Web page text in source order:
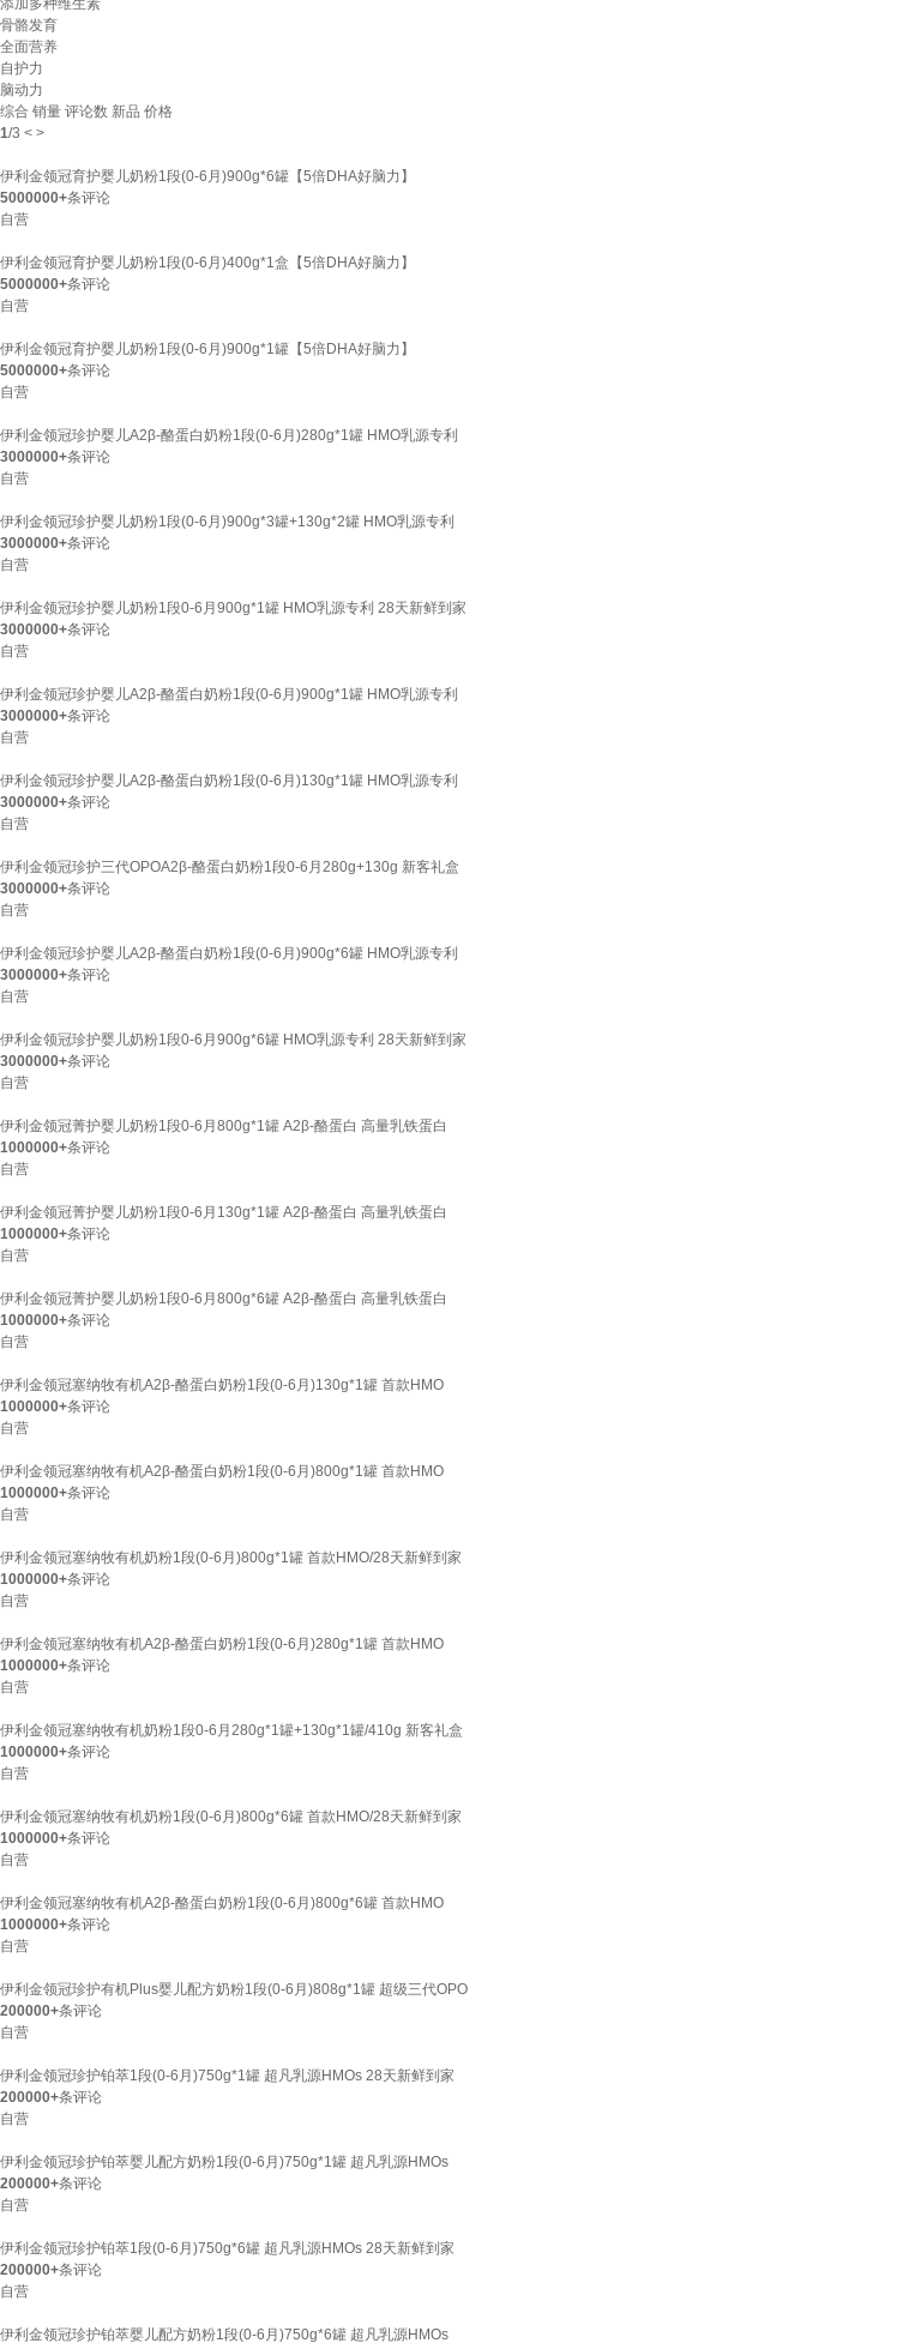
添加多种维生素
骨骼发育
全面营养
自护力
脑动力
综合 销量 评论数 新品 价格
1/3 < >
伊利金领冠育护婴儿奶粉1段(0-6月)900g*6罐【5倍DHA好脑力】
5000000+条评论
自营
伊利金领冠育护婴儿奶粉1段(0-6月)400g*1盒【5倍DHA好脑力】
5000000+条评论
自营
伊利金领冠育护婴儿奶粉1段(0-6月)900g*1罐【5倍DHA好脑力】
5000000+条评论
自营
伊利金领冠珍护婴儿A2β-酪蛋白奶粉1段(0-6月)280g*1罐 HMO乳源专利
3000000+条评论
自营
伊利金领冠珍护婴儿奶粉1段(0-6月)900g*3罐+130g*2罐 HMO乳源专利
3000000+条评论
自营
伊利金领冠珍护婴儿奶粉1段0-6月900g*1罐 HMO乳源专利 28天新鲜到家
3000000+条评论
自营
伊利金领冠珍护婴儿A2β-酪蛋白奶粉1段(0-6月)900g*1罐 HMO乳源专利
3000000+条评论
自营
伊利金领冠珍护婴儿A2β-酪蛋白奶粉1段(0-6月)130g*1罐 HMO乳源专利
3000000+条评论
自营
伊利金领冠珍护三代OPOA2β-酪蛋白奶粉1段0-6月280g+130g 新客礼盒
3000000+条评论
自营
伊利金领冠珍护婴儿A2β-酪蛋白奶粉1段(0-6月)900g*6罐 HMO乳源专利
3000000+条评论
自营
伊利金领冠珍护婴儿奶粉1段0-6月900g*6罐 HMO乳源专利 28天新鲜到家
3000000+条评论
自营
伊利金领冠菁护婴儿奶粉1段0-6月800g*1罐 A2β-酪蛋白 高量乳铁蛋白
1000000+条评论
自营
伊利金领冠菁护婴儿奶粉1段0-6月130g*1罐 A2β-酪蛋白 高量乳铁蛋白
1000000+条评论
自营
伊利金领冠菁护婴儿奶粉1段0-6月800g*6罐 A2β-酪蛋白 高量乳铁蛋白
1000000+条评论
自营
伊利金领冠塞纳牧有机A2β-酪蛋白奶粉1段(0-6月)130g*1罐 首款HMO
1000000+条评论
自营
伊利金领冠塞纳牧有机A2β-酪蛋白奶粉1段(0-6月)800g*1罐 首款HMO
1000000+条评论
自营
伊利金领冠塞纳牧有机奶粉1段(0-6月)800g*1罐 首款HMO/28天新鲜到家
1000000+条评论
自营
伊利金领冠塞纳牧有机A2β-酪蛋白奶粉1段(0-6月)280g*1罐 首款HMO
1000000+条评论
自营
伊利金领冠塞纳牧有机奶粉1段0-6月280g*1罐+130g*1罐/410g 新客礼盒
1000000+条评论
自营
伊利金领冠塞纳牧有机奶粉1段(0-6月)800g*6罐 首款HMO/28天新鲜到家
1000000+条评论
自营
伊利金领冠塞纳牧有机A2β-酪蛋白奶粉1段(0-6月)800g*6罐 首款HMO
1000000+条评论
自营
伊利金领冠珍护有机Plus婴儿配方奶粉1段(0-6月)808g*1罐 超级三代OPO
200000+条评论
自营
伊利金领冠珍护铂萃1段(0-6月)750g*1罐 超凡乳源HMOs 28天新鲜到家
200000+条评论
自营
伊利金领冠珍护铂萃婴儿配方奶粉1段(0-6月)750g*1罐 超凡乳源HMOs
200000+条评论
自营
伊利金领冠珍护铂萃1段(0-6月)750g*6罐 超凡乳源HMOs 28天新鲜到家
200000+条评论
自营
伊利金领冠珍护铂萃婴儿配方奶粉1段(0-6月)750g*6罐 超凡乳源HMOs